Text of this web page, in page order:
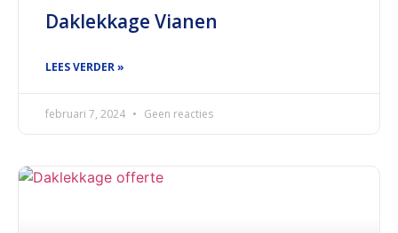
Daklekkage Vianen
LEES VERDER »
februari 7, 2024 Geen reacties